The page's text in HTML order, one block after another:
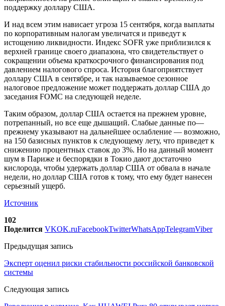
поддержку доллару США.
И над всем этим нависает угроза 15 сентября, когда выплаты
по корпоративным налогам увеличатся и приведут к
истощению ликвидности. Индекс SOFR уже приблизился к
верхней границе своего диапазона, что свидетельствует о
сокращении объема краткосрочного финансирования под
давлением налогового спроса. История благоприятствует
доллару США в сентябре, и так называемое сезонное
налоговое предложение может поддержать доллар США до
заседания FOMC на следующей неделе.
Таким образом, доллар США остается на прежнем уровне,
потрепанный, но все еще дышащий. Слабые данные по—
прежнему указывают на дальнейшее ослабление — возможно,
на 150 базисных пунктов к следующему лету, что приведет к
снижению процентных ставок до 3%. Но на данный момент
шум в Париже и беспорядки в Токио дают достаточно
кислорода, чтобы удержать доллар США от обвала в начале
недели, но доллар США готов к тому, что ему будет нанесен
серьезный ущерб.
Источник
102
Поделится VKOK.ruFacebookTwitterWhatsAppTelegramViber
Предыдущая запись
Эксперт оценил риски стабильности российской банковской
системы
Следующая запись